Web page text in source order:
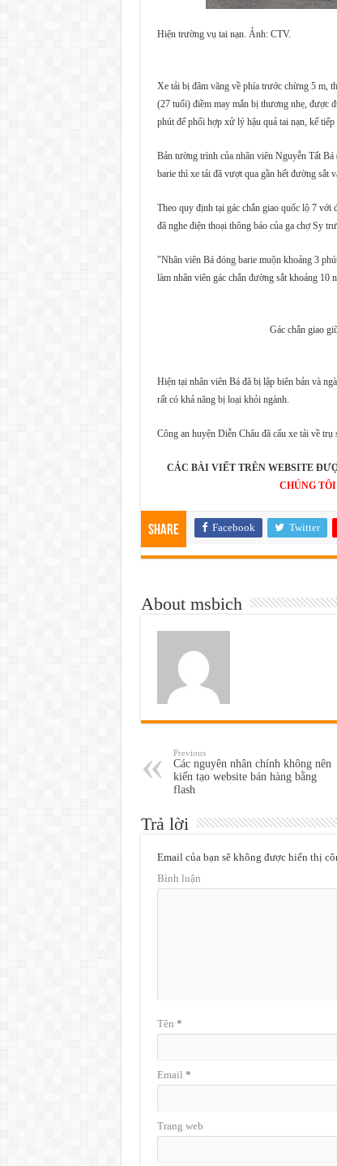
Hiện trường vụ tai nạn. Ảnh: CTV.
Xe tải bị đâm văng về phía trước chừng 5 m,
(27 tuổi) điềm may mắn bị thương nhẹ, được
phút để phối hợp xử lý hậu quả tai nạn, kế tiếp
Bản tường trình của nhân viên Nguyễn Tất
barie thì xe tải đã vượt qua gần hết đường sắt
Theo quy định tại gác chắn giao quốc lộ 7
đã nghe điện thoại thông báo của ga chợ Sy
"Nhân viên Bá đóng barie muộn khoảng 3
làm nhân viên gác chắn đường sắt khoảng 10
Gác chắn giao
Hiện tại nhân viên Bá đã bị lập biên bản và
rất có khả năng bị loại khỏi ngành.
Công an huyện Diễn Châu đã cẩu xe tải về trụ
CÁC BÀI VIẾT TRÊN WEBSITE
CHÚNG
Share Facebook Twitter
About msbich
Previous
Các nguyên nhân chính không nên
kiến tạo website bán hàng bằng
flash
Trả lời
Email của bạn sẽ không được hiển thị
Bình luận
Tên *
Email *
Trang web